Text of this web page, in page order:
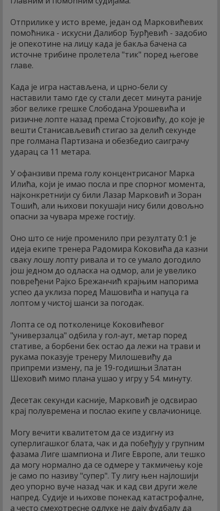
Отприлике у исто време, један од Марковићевих
помоћника - искусни Далибор Ђурђевић - задобио
је опекотине на лицу када је бакља бачена са
источне трибине пролетела "тик" поред његове
главе.
Када је игра настављена, и црно-бели су
наставили тамо где су стали десет минута раније
због велике грешке Слободана Урошевића и
ризичне лопте назад према Стојковићу, до које је
вешти Станисављевић стигао за делић секунде
пре голмана Партизана и обезбедио саиграчу
ударац са 11 метара.
У офанзиви према голу концентрисаног Марка
Илића, који је имао посла и пре спорног момента,
најконкретнији су били Лазар Марковић и Зоран
Тошић, али њихови покушаји нису били довољно
опасни за чувара мреже гостију.
Оно што се није променило при резултату 0:1 је
идеја екипе тренера Радомира Коковића да казни
сваку лошу лопту ривала и то се умало догодило
још једном до одласка на одмор, али је увелико
повређени Рајко Брежанчић крајњим напорима
успео да уклиза поред Машовића и напуца га
лоптом у чистој шанси за погодак.
Лопта се од потколенице Коковићевог
"универзалца" одбила у гол-аут, метар поред
стативе, а борбени бек остао да лежи на трави и
рукама показује тренеру Милошевићу да
припреми измену, па је 19-годишњи Златан
Шеховић мимо плана ушао у игру у 54. минуту.
Десетак секунди касније, Марковић је одсвирао
крај полувремена и послао екипе у свлачионице.
Могу вечити квалитетом да се издигну из
суперлигашког блата, чак и да побеђују у групним
фазама Лиге шампиона и Лиге Европе, али тешко
да могу нормално да се одмере у такмичењу које
је само по називу "супер". Ту лигу њен најлошији
део упорно вуче назад чак и кад сви други желе
напред. Судије и њихове понекад катастрофалне,
а често смехотресне одлуке не дају фудбалу да